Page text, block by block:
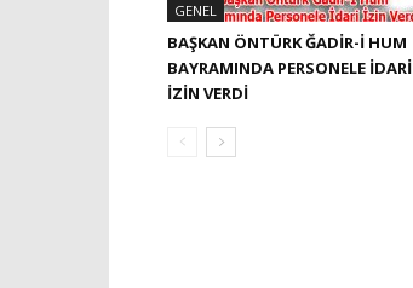
GENEL
BAŞKAN ÖNTÜRK ĞADIR-İ HUM
BAYRAMINDA PERSONELE İDARI
İZIN VERDI